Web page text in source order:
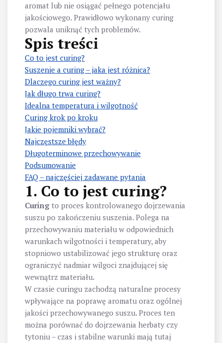
aromat lub nie osiągać pełnego potencjału
jakościowego. Prawidłowo wykonany curing
pozwala uniknąć tych problemów.
Spis treści
Co to jest curing?
Suszenie a curing – jaka jest różnica?
Dlaczego curing jest ważny?
Jak długo trwa curing?
Idealna temperatura i wilgotność
Curing krok po kroku
Jakie pojemniki wybrać?
Najczęstsze błędy
Długoterminowe przechowywanie
Podsumowanie
FAQ – najczęściej zadawane pytania
1. Co to jest curing?
Curing to proces kontrolowanego dojrzewania
suszu po zakończeniu suszenia. Polega na
przechowywaniu materiału w odpowiednich
warunkach wilgotności i temperatury, aby
stopniowo ustabilizować jego strukturę oraz
ograniczyć nadmiar wilgoci znajdującej się
wewnątrz materiału.
W czasie curingu zachodzą naturalne procesy
wpływające na poprawę aromatu oraz ogólnej
jakości przechowywanego suszu. Proces ten
można porównać do dojrzewania herbaty czy
tytoniu – czas i stabilne warunki mają tutaj